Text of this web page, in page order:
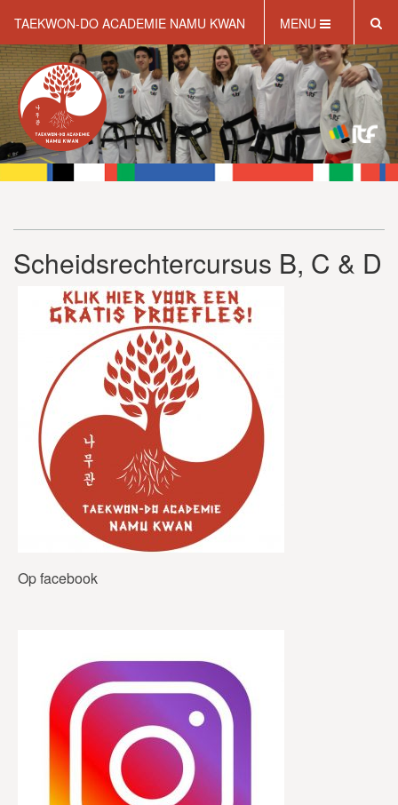
TAEKWON-DO ACADEMIE NAMU KWAN MENU
HOME
OVER NAMU KWAN
WAT IS TAEKWONDO?
INFORMATIE
WEBSHOP
Scheidsrechtercursus B, C & D
Op facebook